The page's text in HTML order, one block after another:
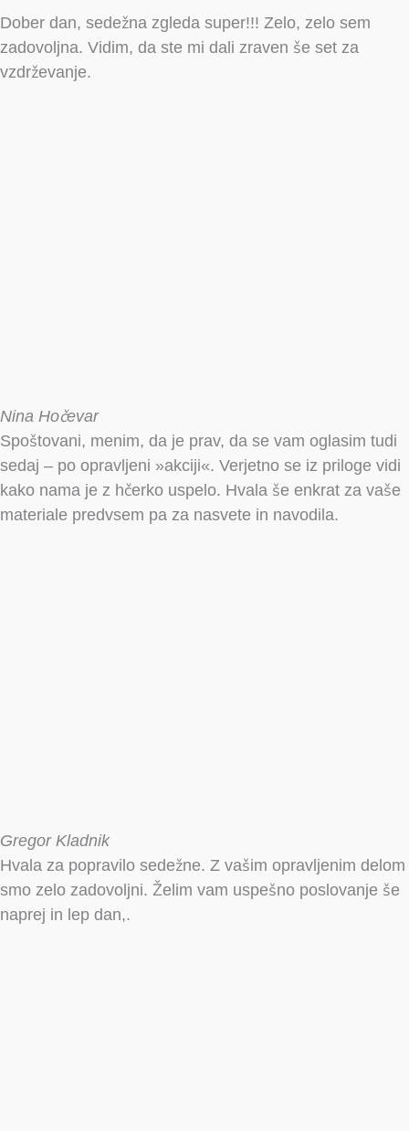
Dober dan, sedežna zgleda super!!! Zelo, zelo sem
zadovoljna. Vidim, da ste mi dali zraven še set za
vzdrževanje.
Nina Hočevar
Spoštovani, menim, da je prav, da se vam oglasim tudi
sedaj – po opravljeni »akciji«. Verjetno se iz priloge vidi
kako nama je z hčerko uspelo. Hvala še enkrat za vaše
materiale predvsem pa za nasvete in navodila.
Gregor Kladnik
Hvala za popravilo sedežne. Z vašim opravljenim delom
smo zelo zadovoljni. Želim vam uspešno poslovanje še
naprej in lep dan,.